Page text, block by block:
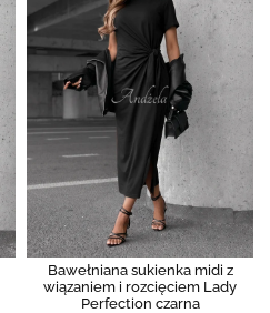
Bawełniana sukienka midi z
wiązaniem i rozcięciem Lady
Perfection czarna